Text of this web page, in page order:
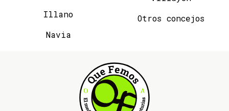
Illano
Navia
Otros concejos